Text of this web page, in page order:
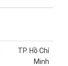
TP. Hồ Chí
Minh